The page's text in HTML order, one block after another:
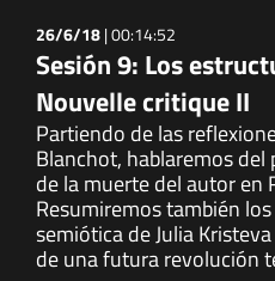
26/6/18|00:14:52
Sesión 9: Los
Nouvelle critique II
Partiendo de las
Blanchot, hablaremos del
de la muerte del autor en
Resumiremos también
semiótica de Julia
de una futura revolución